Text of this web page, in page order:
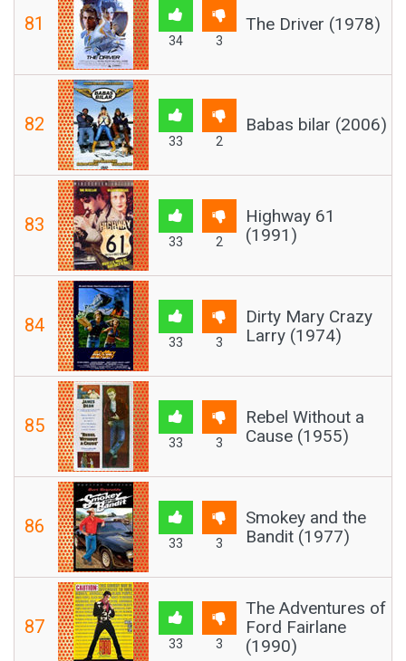
81
34 3
The Driver (1978)
82
33 2
Babas bilar (2006)
83
33 2
Highway 61
(1991)
84
33 3
Dirty Mary Crazy
Larry (1974)
85
33 3
Rebel Without a
Cause (1955)
86
33 3
Smokey and the
Bandit (1977)
87
33 3
The Adventures of
Ford Fairlane
(1990)